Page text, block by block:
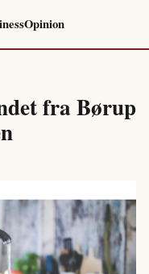
Opinion
fra Børup